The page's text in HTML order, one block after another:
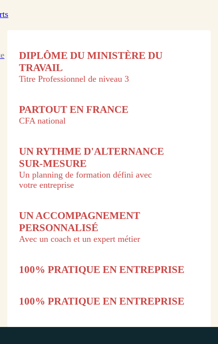
DIPLÔME DU MINISTÈRE DU
TRAVAIL
Titre Professionnel de niveau 3
PARTOUT EN FRANCE
CFA national
UN RYTHME D'ALTERNANCE
SUR-MESURE
Un planning de formation défini avec
votre entreprise
UN ACCOMPAGNEMENT
PERSONNALISÉ
Avec un coach et un expert métier
100% PRATIQUE EN ENTREPRISE
100% PRATIQUE EN ENTREPRISE